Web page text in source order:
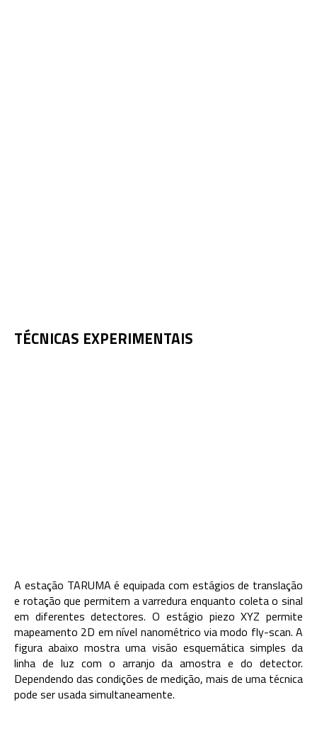
TÉCNICAS EXPERIMENTAIS
A estação TARUMA é equipada com estágios de translação
e rotação que permitem a varredura enquanto coleta o sinal
em diferentes detectores. O estágio piezo XYZ permite
mapeamento 2D em nível nanométrico via modo fly-scan. A
figura abaixo mostra uma visão esquemática simples da
linha de luz com o arranjo da amostra e do detector.
Dependendo das condições de medição, mais de uma técnica
pode ser usada simultaneamente.